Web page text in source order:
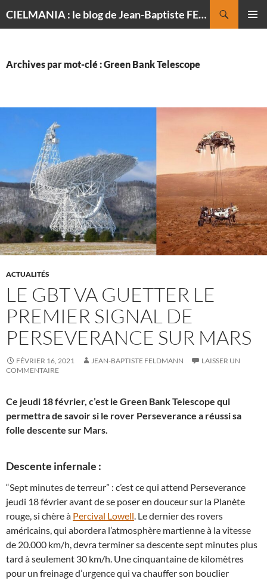
CIELMANIA : le blog de Jean-Baptiste FELDMANN, photographe du ciel
Archives par mot-clé : Green Bank Telescope
ACTUALITÉS
LE GBT VA GUETTER LE
PREMIER SIGNAL DE
PERSEVERANCE SUR MARS
FÉVRIER 16, 2021 JEAN-BAPTISTE FELDMANN
LAISSER UN
COMMENTAIRE
Ce jeudi 18 février, c’est le Green Bank Telescope qui
permettra de savoir si le rover Perseverance a réussi sa
folle descente sur Mars.
Descente infernale :
“Sept minutes de terreur” : c’est ce qui attend Perseverance
jeudi 18 février avant de se poser en douceur sur la Planète
rouge, si chère à Percival Lowell. Le dernier des rovers
américains, qui abordera l’atmosphère martienne à la vitesse
de 20.000 km/h, devra terminer sa descente sept minutes plus
tard à seulement 30 km/h. Une cinquantaine de kilomètres
pour un freinage d’urgence qui va chauffer son bouclier